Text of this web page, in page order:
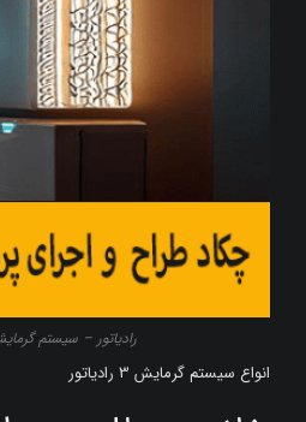
رادیاتور – سیستم
انواع سیستم گرمایش 3 رادیاتور